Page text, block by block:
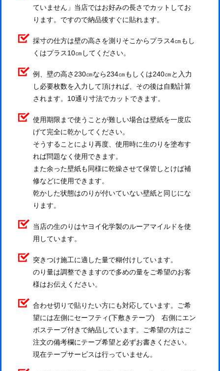
ていません」当店ではお好みの長さでカットしてお
ります。ですので納品後すぐに貼れます。
採寸の仕方は壁の高さを測りそこからプラス4㎝もし
くはプラス10㎝してください。
例、壁の高さ230㎝なら234㎝もしくは240㎝と入力
し必要枚数を入力して頂ければ、その後は自動計算
されます。10通り寸法でカットできます。
使用期限まで使うことが難しい場合は壁紙を一度広
げて完全に乾かしてください。
そうすることにより再度、使用時に生のりを塗布す
れば問題なく使用できます。
また余った壁紙も同様に乾燥させて保管しとけば補
修などに使用できます。
乾かした状態はのりが付いていない壁紙と同じにな
ります。
当店の生のりはヤヨイ化学製のルーアマイルドを使
用しています。
突きつけ施工に適した量で糊付けしています。
のり量は調整できますので多めの量をご希望のお客
様はお伝えください。
合わせ切りで貼りたい方にも対応しています。ご希
望には左側にセーフティ(下敷きテープ) 右側にエン
ボステープ付きで納品しています。ご希望の方はご
注文の備考欄にテープ希望と必ずお書きください。
現在テープサービスは行っていません。